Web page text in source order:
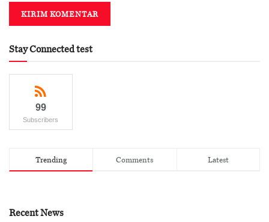
Stay Connected test
99
Subscribers
Trending Comments Latest
Recent News